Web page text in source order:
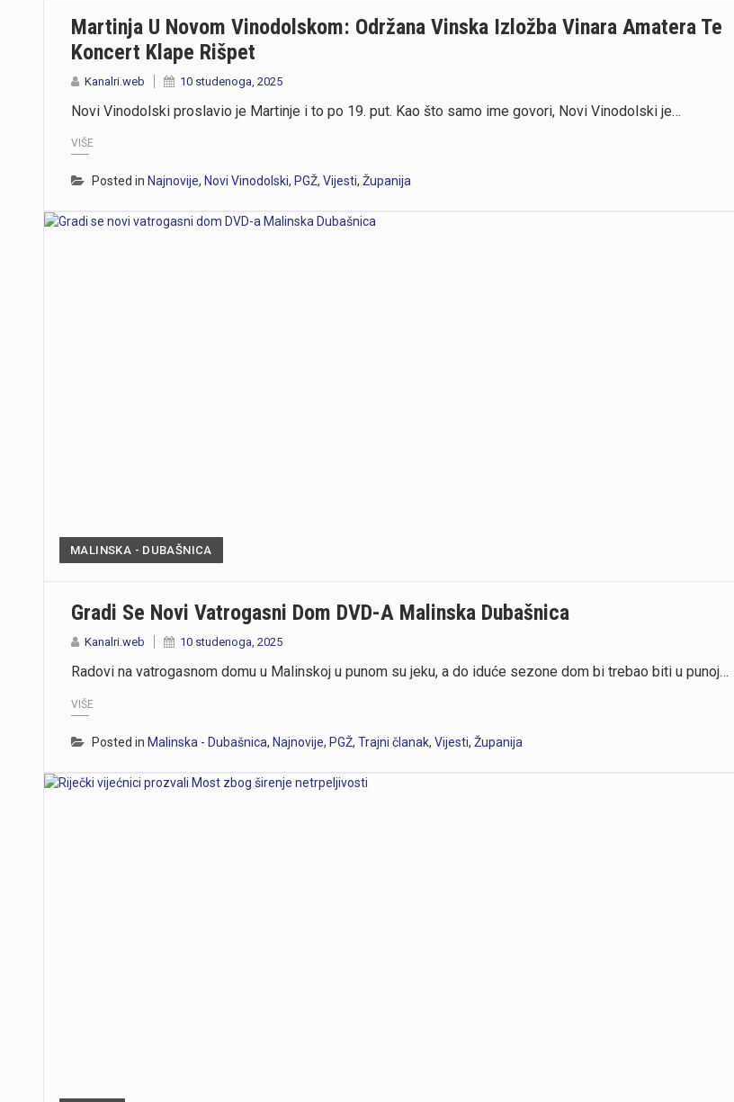
Martinja U Novom Vinodolskom: Održana Vinska Izložba Vinara Amatera Te
Koncert Klape Rišpet
Kanalri.web 10 studenoga, 2025
Novi Vinodolski proslavio je Martinje i to po 19. put. Kao što samo ime govori, Novi Vinodolski je…
VIŠE
Posted in Najnovije, Novi Vinodolski, PGŽ, Vijesti, Županija
MALINSKA - DUBAŠNICA
Gradi Se Novi Vatrogasni Dom DVD-A Malinska Dubašnica
Kanalri.web 10 studenoga, 2025
Radovi na vatrogasnom domu u Malinskoj u punom su jeku, a do iduće sezone dom bi trebao biti u punoj…
VIŠE
Posted in Malinska - Dubašnica, Najnovije, PGŽ, Trajni članak, Vijesti, Županija